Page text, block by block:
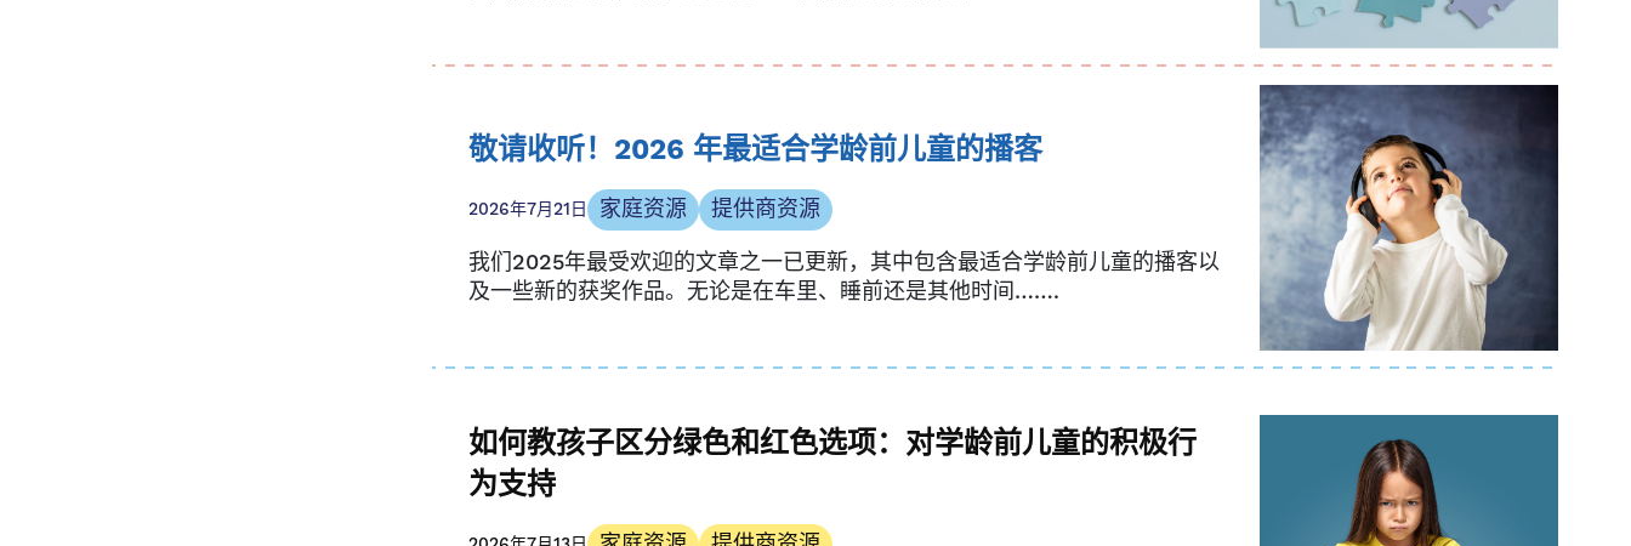
敬请收听！2026 年最适合学龄前儿童的播客
2026年7月21日 家庭资源
提供商资源
我们2025年最受欢迎的文章之一已更新，其中包含最适合学龄前儿童的播客以
及一些新的获奖作品。无论是在车里、睡前还是其他时间…….
如何教孩子区分绿色和红色选项：对学龄前儿童的积极行
为支持